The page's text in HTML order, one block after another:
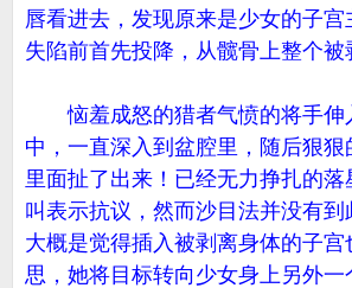
唇看进去，发现原来是少女的子宫
失陷前首先投降，从髋骨上整个被
恼羞成怒的猎者气愤的将手伸
中，一直深入到盆腔里，随后狠狠
里面扯了出来！已经无力挣扎的
叫表示抗议，然而沙目法并没有到
大概是觉得插入被剥离身体的子宫
思，她将目标转向少女身上另外一